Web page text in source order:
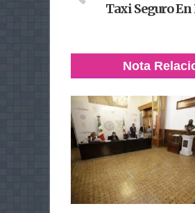
Taxi Seguro En
Nota